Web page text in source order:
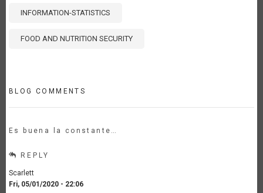
INFORMATION-STATISTICS
FOOD AND NUTRITION SECURITY
BLOG COMMENTS
Es buena la constante…
REPLY
Scarlett
Fri, 05/01/2020 - 22:06